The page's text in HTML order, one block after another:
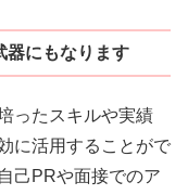
器にもなります
ったスキルや実績
に活用することがで
己PRや面接でのア